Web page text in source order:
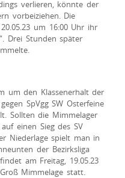
verlieren, könnte der
vorbeiziehen. Die
um 16:00 Uhr ihr
Drei Stunden später
um den Klassenerhalt der
SpVgg SW Osterfeine
Sollten die Mimmelager
einen Sieg des SV
Niederlage spielt man in
der Bezirksliga
am Freitag, 19.05.23
Mimmelage statt.